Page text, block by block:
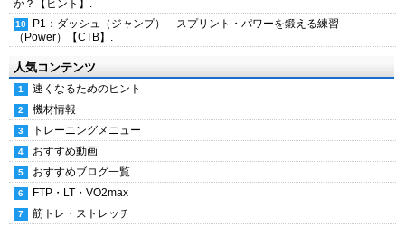
か？【ヒント】.
P1：ダッシュ（ジャンプ） スプリント・パワーを鍛える練習
（Power）【CTB】.
人気コンテンツ
速くなるためのヒント
機材情報
トレーニングメニュー
おすすめ動画
おすすめブログ一覧
FTP・LT・VO2max
筋トレ・ストレッチ